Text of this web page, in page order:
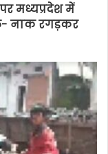
मध्यप्रदेश में
नाक रगड़कर